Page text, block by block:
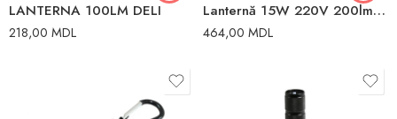
LANTERNA 100LM DELI
218,00 MDL
Lanternă 15W 220V 200lm Rexant
464,00 MDL